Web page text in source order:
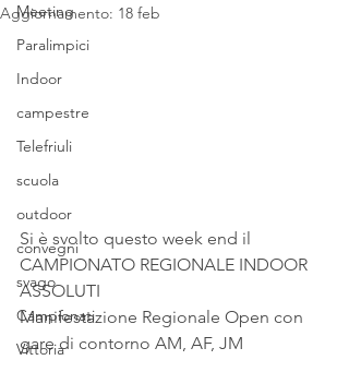
Meeting
Paralimpici
Indoor
campestre
Telefriuli
scuola
outdoor
convegni
svago
Campionati
Vittoria
Aggiornamento: 18 feb
Si è svolto questo week end il
CAMPIONATO REGIONALE INDOOR
ASSOLUTI
Manifestazione Regionale Open con
gare di contorno AM, AF, JM